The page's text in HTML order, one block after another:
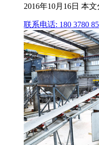
2016年10月16日 本
联系电话: 180 3780